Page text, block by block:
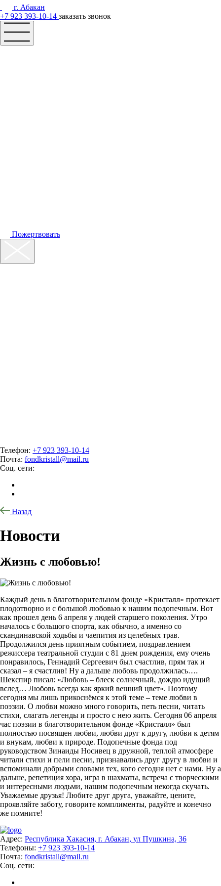
г. Абакан
+7 923 393-10-14 заказать звонок
Пожертвовать
Телефон: +7 923 393-10-14
Почта: fondkristall@mail.ru
Соц. сети:
Назад
Новости
Жизнь с любовью!
Каждый день в благотворительном фонде «Кристалл» протекает
плодотворно и с большой любовью к нашим подопечным. Вот
как прошел день 6 апреля у людей старшего поколения. Утро
началось с большого спорта, как обычно, а именно со
скандинавской ходьбы и чаепития из целебных трав.
Продолжился день приятным событием, поздравлением
режиссера театральной студии с 81 днем рождения, ему очень
понравилось, Геннадий Сергеевич был счастлив, прям так и
сказал – я счастлив! Ну а дальше любовь продолжилась….
Шекспир писал: «Любовь – блеск солнечный, дождю идущий
вслед… Любовь всегда как яркий вешний цвет». Поэтому
сегодня мы лишь прикоснёмся к этой теме – теме любви в
поэзии. О любви можно много говорить, петь песни, читать
стихи, слагать легенды и просто с нею жить. Сегодня 06 апреля
час поэзии в благотворительном фонде «Кристалл» был
полностью посвящен любви, любви друг к другу, любви к детям
и внукам, любви к природе. Подопечные фонда под
руководством Зинаиды Носивец в дружной, теплой атмосфере
читали стихи и пели песни, признавались друг другу в любви и
вспоминали добрыми словами тех, кого сегодня нет с нами. Ну а
дальше, репетиция хора, игра в шахматы, встреча с творческими
и интересными людьми, нашим подопечным некогда скучать.
Уважаемые друзья! Любите друг друга, уважайте, цените,
проявляйте заботу, говорите комплименты, радуйте и конечно
же помните!
Адрес: Республика Хакасия, г. Абакан, ул Пушкина, 36
Телефоны: +7 923 393-10-14
Почта: fondkristall@mail.ru
Соц. сети: